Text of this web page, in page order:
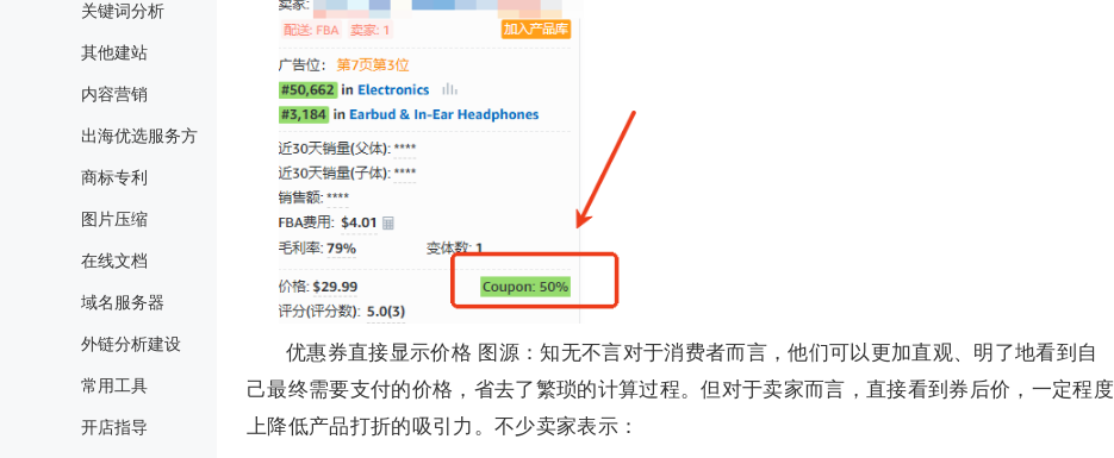
关键词分析
其他建站
内容营销
出海优选服务方
商标专利
图片压缩
在线文档
域名服务器
外链分析建设
常用工具
开店指导
优惠券直接显示价格 图源：知无不言对于消费者而言，他们可以更加直观、明了地看到自
己最终需要支付的价格，省去了繁琐的计算过程。但对于卖家而言，直接看到券后价，一定程度
上降低产品打折的吸引力。不少卖家表示：